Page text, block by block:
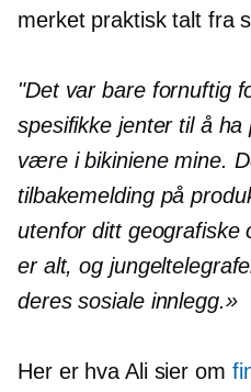
merket praktisk talt fra
"Det var bare fornuftig
spesifikke jenter til å
være i bikiniene mine.
tilbakemelding på
utenfor ditt geografiske
er alt, og
deres sosiale innlegg.»
Her er hva Ali sier om